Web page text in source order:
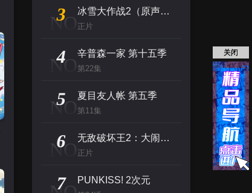
NO
3 冰雪大作战2（原声版）
正片
NO
4 辛普森一家 第十五季
第22集
NO
5 夏目友人帐 第五季
第11集
NO
6 无敌破坏王2：大闹互联网
正片
7 PUNKISS! 2次元
关闭